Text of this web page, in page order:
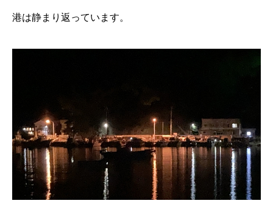
港は静まり返っています。